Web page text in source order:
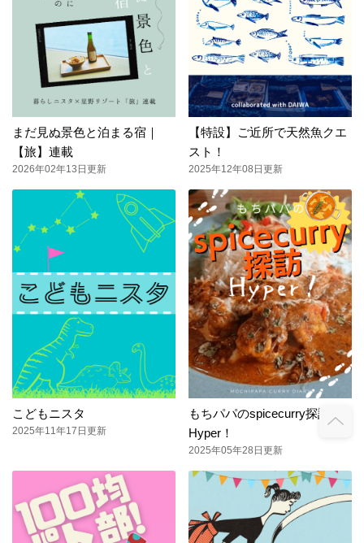
まだ見ぬ景色と泊まる宿｜
【旅】連載
2026年02年13日更新
【特設】ご近所で天然魚クエ
スト！
2025年12年08日更新
こどもニスタ
2025年11年17日更新
もちパパのspicecurry探訪
Hyper！
2025年05年28日更新